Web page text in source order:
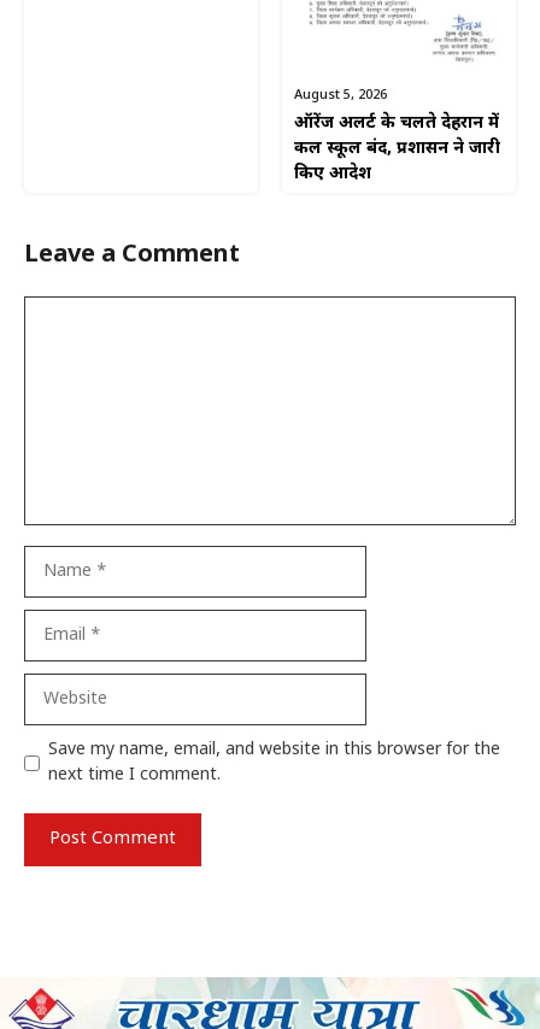
August 5, 2026
ऑरेंज अलर्ट के चलते देहरादून में
कल स्कूल बंद, प्रशासन ने जारी
किए आदेश
Leave a Comment
Website
Save my name, email, and website in this browser for the
next time I comment.